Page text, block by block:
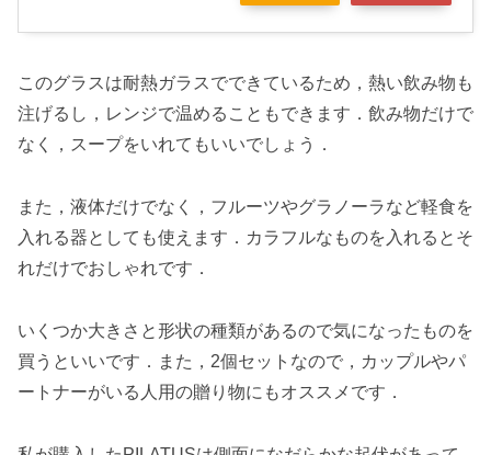
このグラスは耐熱ガラスでできているため，熱い飲み物も
注げるし，レンジで温めることもできます．飲み物だけで
なく，スープをいれてもいいでしょう．
また，液体だけでなく，フルーツやグラノーラなど軽食を
入れる器としても使えます．カラフルなものを入れるとそ
れだけでおしゃれです．
いくつか大きさと形状の種類があるので気になったものを
買うといいです．また，2個セットなので，カップルやパ
ートナーがいる人用の贈り物にもオススメです．